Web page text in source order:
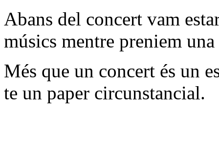
Abans del concert vam
músics mentre preniem
Més que un concert és un
te un paper circunstancial.